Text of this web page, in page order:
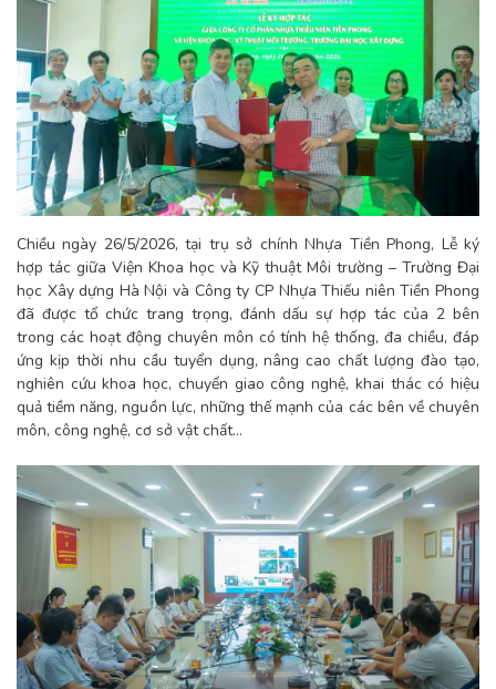
Chiều ngày 26/5/2026, tại trụ sở chính Nhựa Tiền Phong, Lễ ký
hợp tác giữa Viện Khoa học và Kỹ thuật Môi trường – Trường Đại
học Xây dựng Hà Nội và Công ty CP Nhựa Thiếu niên Tiền Phong
đã được tổ chức trang trọng, đánh dấu sự hợp tác của 2 bên
trong các hoạt động chuyên môn có tính hệ thống, đa chiều, đáp
ứng kịp thời nhu cầu tuyển dụng, nâng cao chất lượng đào tạo,
nghiên cứu khoa học, chuyển giao công nghệ, khai thác có hiệu
quả tiềm năng, nguồn lực, những thế mạnh của các bên về chuyên
môn, công nghệ, cơ sở vật chất...